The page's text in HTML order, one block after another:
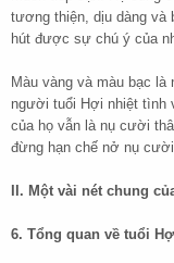
tương thiện, dịu dàng và
hút được sự chú ý của
Màu vàng và màu bạc
người tuổi Hợi nhiệt tình
của họ vẫn là nụ cười
đừng hạn chế nở nụ
II. Một vài nét chung
6. Tổng quan về tuổi